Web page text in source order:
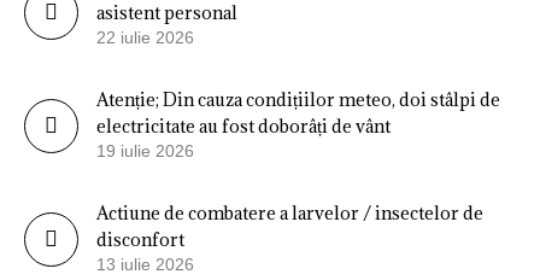
asistent personal
22 iulie 2026
Atenție; Din cauza condițiilor meteo, doi stâlpi de
electricitate au fost doborâți de vânt
19 iulie 2026
Actiune de combatere a larvelor / insectelor de
disconfort
13 iulie 2026